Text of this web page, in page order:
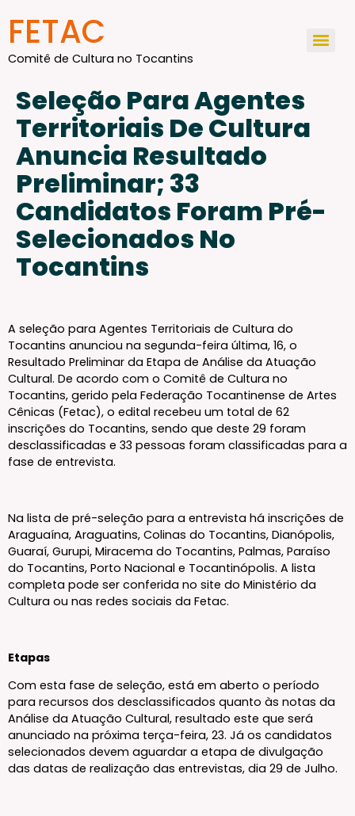
FETAC
Comitê de Cultura no Tocantins
Seleção Para Agentes
Territoriais De Cultura
Anuncia Resultado
Preliminar; 33
Candidatos Foram Pré-
Selecionados No
Tocantins
A seleção para Agentes Territoriais de Cultura do
Tocantins anunciou na segunda-feira última, 16, o
Resultado Preliminar da Etapa de Análise da Atuação
Cultural. De acordo com o Comitê de Cultura no
Tocantins, gerido pela Federação Tocantinense de Artes
Cênicas (Fetac), o edital recebeu um total de 62
inscrições do Tocantins, sendo que deste 29 foram
desclassificadas e 33 pessoas foram classificadas para a
fase de entrevista.
Na lista de pré-seleção para a entrevista há inscrições de
Araguaína, Araguatins, Colinas do Tocantins, Dianópolis,
Guaraí, Gurupi, Miracema do Tocantins, Palmas, Paraíso
do Tocantins, Porto Nacional e Tocantinópolis. A lista
completa pode ser conferida no site do Ministério da
Cultura ou nas redes sociais da Fetac.
Etapas
Com esta fase de seleção, está em aberto o período
para recursos dos desclassificados quanto às notas da
Análise da Atuação Cultural, resultado este que será
anunciado na próxima terça-feira, 23. Já os candidatos
selecionados devem aguardar a etapa de divulgação
das datas de realização das entrevistas, dia 29 de Julho.